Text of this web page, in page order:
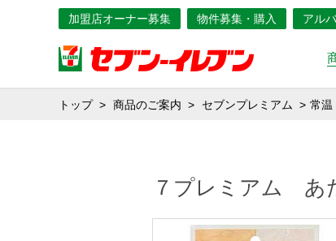
加盟店オーナー募集 物件募集・購入 アル
トップ 商品のご案内 セブンプレミアム 常温
７プレミアム あ